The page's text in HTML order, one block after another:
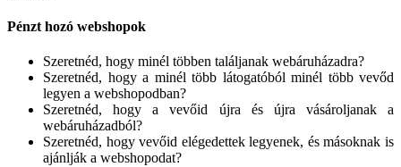
Pénzt hozó webshopok
Szeretnéd, hogy minél többen találjanak webáruházadra?
Szeretnéd, hogy a minél több látogatóból minél több vevőd
legyen a webshopodban?
Szeretnéd, hogy a vevőid újra és újra vásároljanak a
webáruházadból?
Szeretnéd, hogy vevőid elégedettek legyenek, és másoknak is
ajánlják a webshopodat?